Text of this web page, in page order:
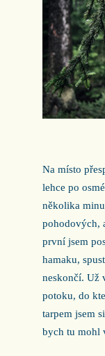
Na místo
lehce po
několika
pohodových,
první jsem
hamaku,
neskončí. Už
potoku, do
tarpem jsem
bych tu mohl